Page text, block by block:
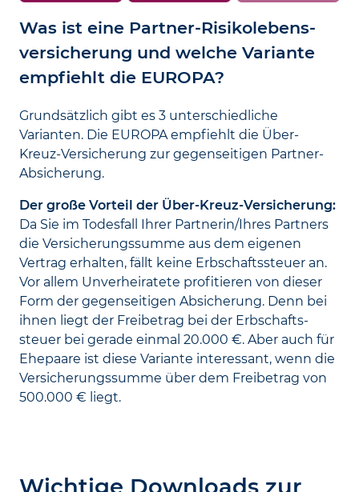
Was ist eine Partner-Risiko­lebens­
versicherung und welche Variante
empfiehlt die EUROPA?
Grundsätzlich gibt es 3 unterschiedliche
Varianten. Die EUROPA empfiehlt die Über-
Kreuz-Versicherung zur gegenseitigen Partner-
Absicherung.
Der große Vorteil der Über-Kreuz-Versicherung:
Da Sie im Todes­fall Ihrer Partnerin/Ihres Partners
die Versicherungs­summe aus dem eigenen
Vertrag erhalten, fällt keine Erbschafts­steuer an.
Vor allem Unverheiratete profitieren von dieser
Form der gegen­seitigen Absicherung. Denn bei
ihnen liegt der Frei­betrag bei der Erbschafts­
steuer bei gerade einmal 20.000 €. Aber auch für
Ehepaare ist diese Variante interessant, wenn die
Versicherungs­summe über dem Frei­betrag von
500.000 € liegt.
Wichtige Downloads zur